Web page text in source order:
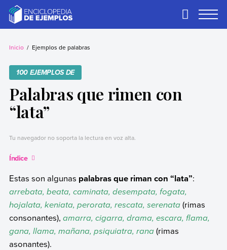
contentEjemplos
Necesitas ejemplos.
Primary
Inicio Ejemplos de palabras
100 EJEMPLOS DE
Palabras que rimen con
“lata”
Tu navegador no soporta la lectura en voz alta.
Índice
Estas son algunas palabras que riman con “lata”:
arrebata, beata, caminata, desempata, fogata,
hojalata, keniata, perorata, rescata, serenata(rimas
consonantes), amarra, cigarra, drama, escara, flama,
gana, llama, mañana, psiquiatra, rana(rimas
asonantes).